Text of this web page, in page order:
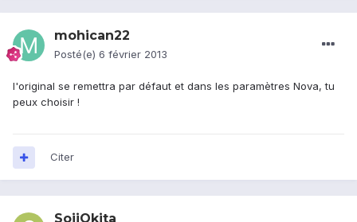
mohican22
Posté(e) 6 février 2013
l'original se remettra par défaut et dans les paramètres Nova, tu
peux choisir !
Citer
SojiOkita